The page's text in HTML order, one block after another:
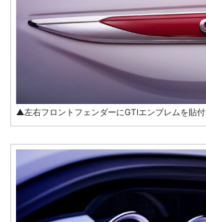
▲左右フロントフェンダーにGTIエンブレムを貼付